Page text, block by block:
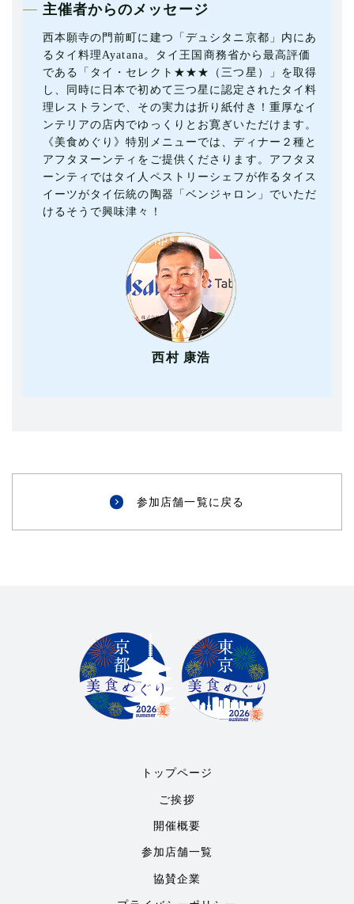
主催者からのメッセージ
西本願寺の門前町に建つ「デュシタニ京都」内にあ
るタイ料理Ayatana。タイ王国商務省から最高評価
である「タイ・セレクト★★★（三つ星）」を取得
し、同時に日本で初めて三つ星に認定されたタイ料
理レストランで、その実力は折り紙付き！重厚なイ
ンテリアの店内でゆっくりとお寛ぎいただけます。
《美食めぐり》特別メニューでは、ディナー２種と
アフタヌーンティをご提供くださります。アフタヌ
ーンティではタイ人ペストリーシェフが作るタイス
イーツがタイ伝統の陶器「ベンジャロン」でいただ
けるそうで興味津々！
西村 康浩
参加店舗一覧に戻る
トップページ
ご挨拶
開催概要
参加店舗一覧
協賛企業